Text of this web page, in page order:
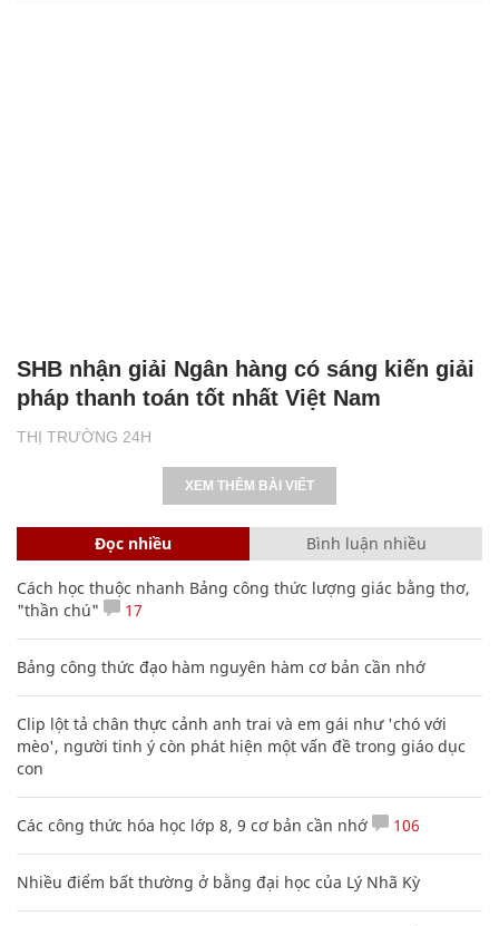
THỊ TRƯỜNG 24H
SHB nhận giải Ngân hàng có sáng kiến giải
pháp thanh toán tốt nhất Việt Nam
XEM THÊM BÀI VIẾT
Đọc nhiều Bình luận nhiều
Cách học thuộc nhanh Bảng công thức lượng giác bằng thơ,
"thần chú"
17
Bảng công thức đạo hàm nguyên hàm cơ bản cần nhớ
Clip lột tả chân thực cảnh anh trai và em gái như 'chó với
mèo', người tinh ý còn phát hiện một vấn đề trong giáo dục
con
Các công thức hóa học lớp 8, 9 cơ bản cần nhớ 106
Nhiều điểm bất thường ở bằng đại học của Lý Nhã Kỳ